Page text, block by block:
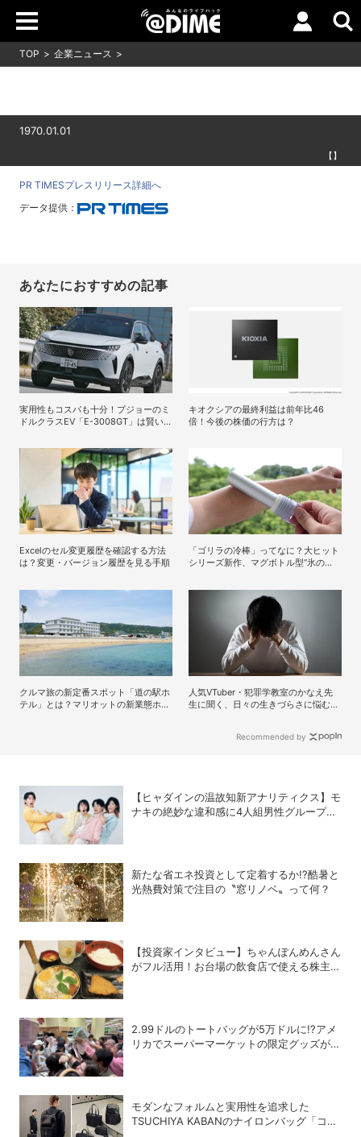
TOP 企業ニュース
1970.01.01
【】
PR TIMESプレスリリース詳細へ
データ提供：
あなたにおすすめの記事
実用性もコスパも十分！プジョーのミ
ドルクラスEV「E-3008GT」は賢い
キオクシアの最終利益は前年比46
倍！今後の株価の行方は？
Excelのセル変更履歴を確認する方法
は？変更・バージョン履歴を見る手順
「ゴリラの冷棒」ってなに？大ヒット
シリーズ新作、マグボトル型“氷の
クルマ旅の新定番スポット「道の駅ホ
テル」とは？マリオットの新業態ホテ
人気VTuber・犯罪学教室のかなえ先
生に聞く、日々の生きづらさに悩む人
Recommended by
【ヒャダインの温故知新アナリティクス】モ
ナキの絶妙な違和感に4人組男性グループの
新たな省エネ投資として定着するか!?酷暑と
光熱費対策で注目の〝窓リノベ〟って何？
【投資家インタビュー】ちゃんぽんめんさん
がフル活用！お台場の飲食店で使える株主優
2.99ドルのトートバッグが5万ドルに!?アメ
リカでスーパーマーケットの限定グッズが争
モダンなフォルムと実用性を追求した
TSUCHIYA KABANのナイロンバッグ「コー